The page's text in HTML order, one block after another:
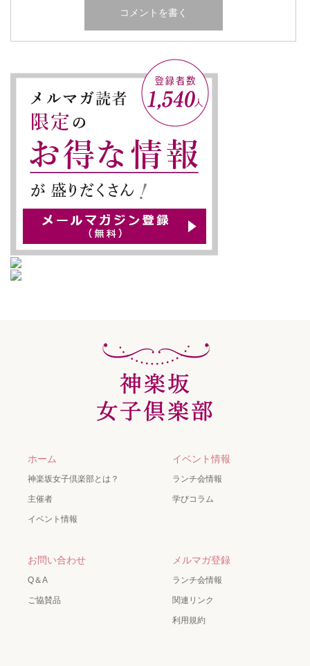
ホーム
神楽坂女子倶楽部とは？
主催者
イベント情報
イベント情報
ランチ会情報
学びコラム
お問い合わせ
Q＆A
ご協賛品
メルマガ登録
ランチ会情報
関連リンク
利用規約